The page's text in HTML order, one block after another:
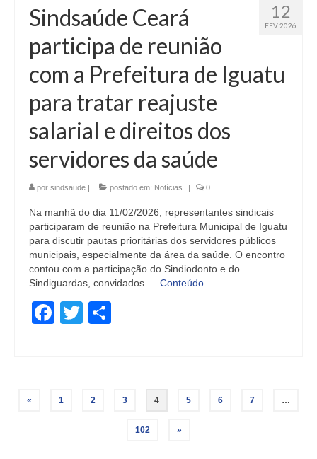
12
FEV 2026
Sindsaúde Ceará
participa de reunião
com a Prefeitura de Iguatu
para tratar reajuste
salarial e direitos dos
servidores da saúde
por sindsaude | postado em: Notícias | 0
Na manhã do dia 11/02/2026, representantes sindicais
participaram de reunião na Prefeitura Municipal de Iguatu
para discutir pautas prioritárias dos servidores públicos
municipais, especialmente da área da saúde. O encontro
contou com a participação do Sindiodonto e do
Sindiguardas, convidados … Conteúdo
Facebook
Twitter
Paginação
« 1 2 3 4 5 6 7 …
102 »